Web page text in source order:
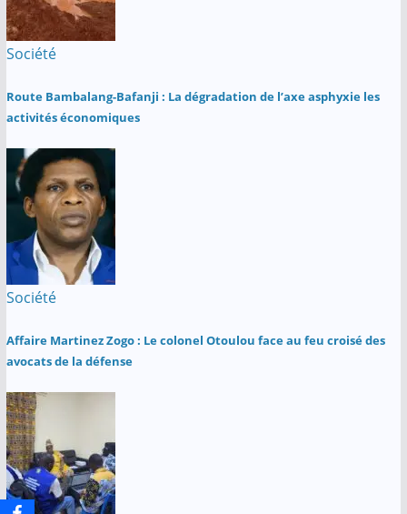
Société
Route Bambalang-Bafanji : La dégradation de l’axe asphyxie les
activités économiques
Société
Affaire Martinez Zogo : Le colonel Otoulou face au feu croisé des
avocats de la défense